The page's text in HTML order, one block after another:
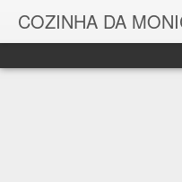
COZINHA DA